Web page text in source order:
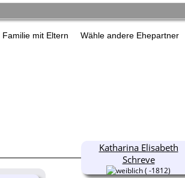
Familie mit Eltern Wähle andere Ehepartner
Katharina Elisabeth
Schreve
( -1812)